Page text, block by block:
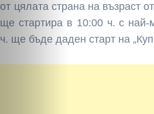
от цялата страна на възраст
ще стартира в 10:00 ч. с най-
ч. ще бъде даден старт на